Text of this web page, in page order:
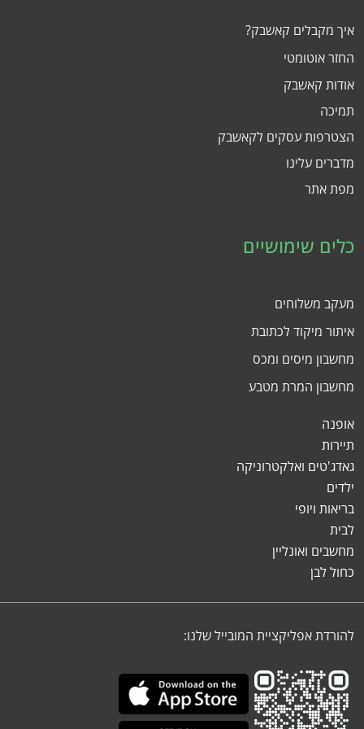
איך מקבלים קאשבק?
החזר אוטומטי
אודות קאשבק
תמיכה
הצטרפות עסקים לקאשבק
מדברים עלינו
מפת אתר
כלים שימושיים
מעקב משלוחים
איתור מיקוד לכתובת
מחשבון מיסים ומכס
מחשבון המרת מטבע
אופנה
תיירות
גאדג'טים ואלקטרוניקה
ילדים
בריאות ויופי
לבית
מחשבים ואונליין
כחול לבן
להורדת אפליקציית המובייל שלנו: